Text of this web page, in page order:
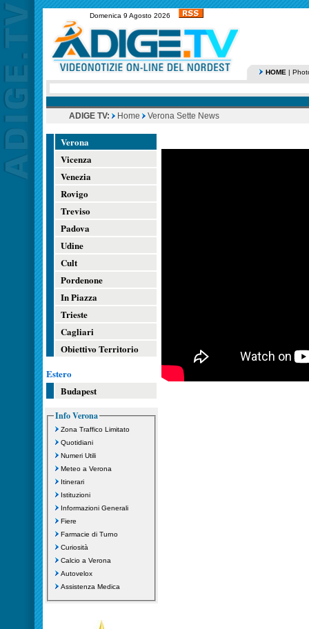
Domenica 9 Agosto 2026
HOME |
ADIGE TV: Home Verona Sette News
Verona
Vicenza
Venezia
Rovigo
Treviso
Padova
Udine
Cult
Pordenone
In Piazza
Trieste
Cagliari
Obiettivo Territorio
Estero
Budapest
Info Verona
Zona Traffico Limitato
Quotidiani
Numeri Utili
Meteo a Verona
Itinerari
Istituzioni
Informazioni Generali
Fiere
Farmacie di Turno
Curiosità
Calcio a Verona
Autovelox
Assistenza Medica